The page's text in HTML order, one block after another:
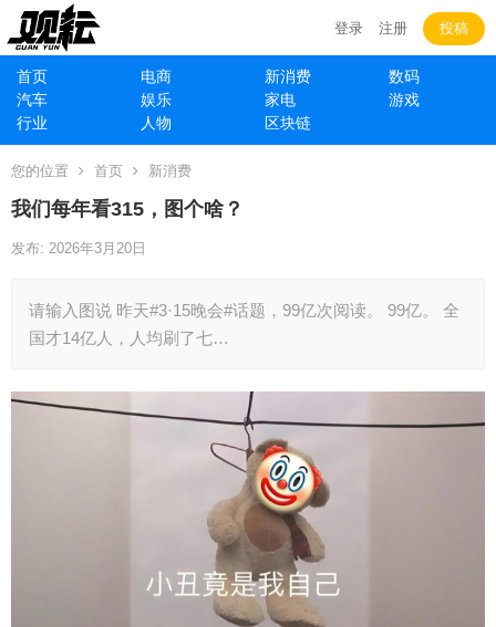
首页 电商 新消费
数码
汽车
娱乐 家电
游戏
行业
人物 区块链
登录 注册 投稿
您的位置 首页 新消费
我们每年看315，图个啥？
发布: 2026年3月20日
请输入图说 昨天#3·15晚会#话题，99亿次阅读。 99亿。 全
国才14亿人，人均刷了七…